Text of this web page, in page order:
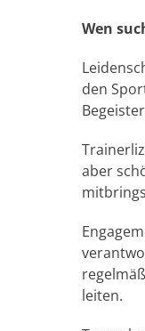
Wen
den
aber
leiten.